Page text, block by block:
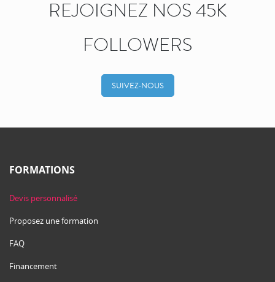
REJOIGNEZ NOS 45K
FOLLOWERS
SUIVEZ-NOUS
FORMATIONS
Devis personnalisé
Proposez une formation
FAQ
Financement